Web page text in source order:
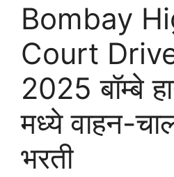
Bombay
Court
2025 बॉम्बे
मध्ये वाहन-
भरती